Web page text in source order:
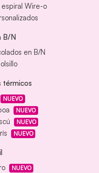
Wire-o
B/N
en B/N
térmicos
NUEVO
NUEVO
NUEVO
NUEVO
NUEVO